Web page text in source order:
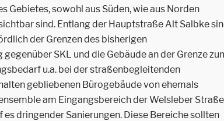
Gebietes, sowohl aus Süden, wie aus Norden
sind. Entlang der Hauptstraße Alt Salbke
der Grenzen des bisherigen
SKL und die Gebäude an der Grenze
u.a. bei der straßenbegleitenden
gebliebenen Bürogebäude von ehemals
am Eingangsbereich der Welsleber
dringender Sanierungen. Diese Bereiche sollten